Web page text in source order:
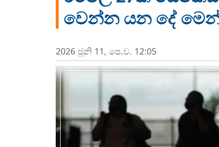
වෙන්න යන දේ
2026 ජූනි 11, පෙ.ව. 12:05